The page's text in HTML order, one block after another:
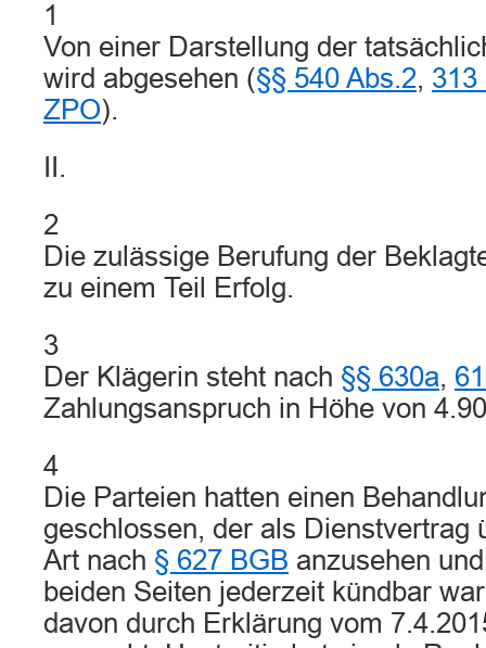
1
Von einer Darstellung der
wird abgesehen (§§ 540 Abs.2, 313
ZPO).
II.
2
Die zulässige Berufung der
zu einem Teil Erfolg.
3
Der Klägerin steht nach §§ 630a,
Zahlungsanspruch in Höhe von
4
Die Parteien hatten einen
geschlossen, der als Dienstvertrag
Art nach § 627 BGB anzusehen
beiden Seiten jederzeit kündbar
davon durch Erklärung vom